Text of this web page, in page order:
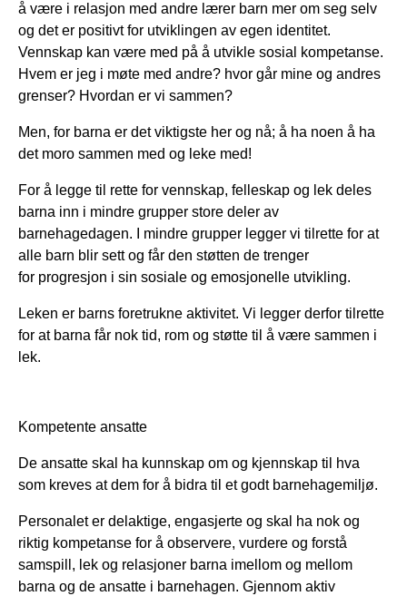
å være i relasjon med andre lærer barn mer om seg selv
og det er positivt for utviklingen av egen identitet.
Vennskap kan være med på å utvikle sosial kompetanse.
Hvem er jeg i møte med andre? hvor går mine og andres
grenser? Hvordan er vi sammen?
Men, for barna er det viktigste her og nå; å ha noen å ha
det moro sammen med og leke med!
For å legge til rette for vennskap, felleskap og lek deles
barna inn i mindre grupper store deler av
barnehagedagen. I mindre grupper legger vi tilrette for at
alle barn blir sett og får den støtten de trenger
for progresjon i sin sosiale og emosjonelle utvikling.
Leken er barns foretrukne aktivitet. Vi legger derfor tilrette
for at barna får nok tid, rom og støtte til å være sammen i
lek.
Kompetente ansatte
De ansatte skal ha kunnskap om og kjennskap til hva
som kreves at dem for å bidra til et godt barnehagemiljø.
Personalet er delaktige, engasjerte og skal ha nok og
riktig kompetanse for å observere, vurdere og forstå
samspill, lek og relasjoner barna imellom og mellom
barna og de ansatte i barnehagen. Gjennom aktiv